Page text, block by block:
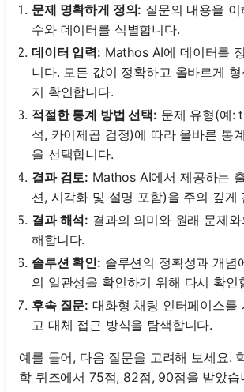
문제 명확하게 정의: 질문의 내용을
수와 데이터를 식별합니다.
데이터 입력: Mathos AI에 데이터를
니다. 모든 값이 정확하고 올바르게
지 확인합니다.
적절한 통계 방법 선택: 문제 유형(예:
석, 카이제곱 검정)에 따라 올바른 통
을 선택합니다.
결과 검토: Mathos AI에서 제공하는
션, 시각화 및 설명 포함)을 주의 깊게
결과 해석: 결과의 의미와 원래 문제
해합니다.
솔루션 확인: 솔루션의 정확성과 개념
의 일관성을 확인하기 위해 다시 확인
후속 질문: 대화형 채팅 인터페이스를
고 대체 접근 방식을 탐색합니다.
예를 들어, 다음 질문을 고려해 보세요.
학 퀴즈에서 75점, 82점, 90점을 받았습